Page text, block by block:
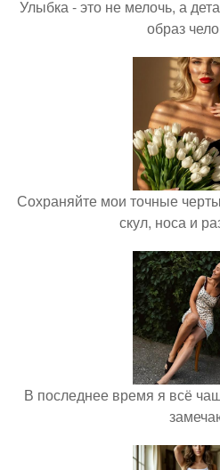
Улыбка - это не мелочь, а
образ
Сохраняйте мои точные
скул, носа и
В последнее время я всё